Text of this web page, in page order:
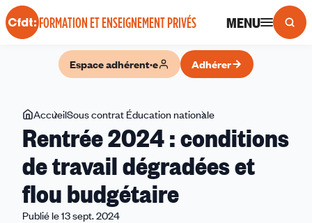
Panneau de gestion des cookies
FORMATION ET ENSEIGNEMENT PRIVÉS MENU
Espace adhérent·e Adhérer
Vous
êtes
ici
AccueilSous contrat Éducation nationale
2024
conditions
Rentrée 2024 : conditions
de travail dégradées et
flou budgétaire
Publié le 13 sept. 2024